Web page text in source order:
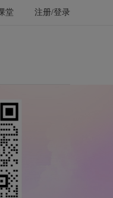
堂 注册/登录